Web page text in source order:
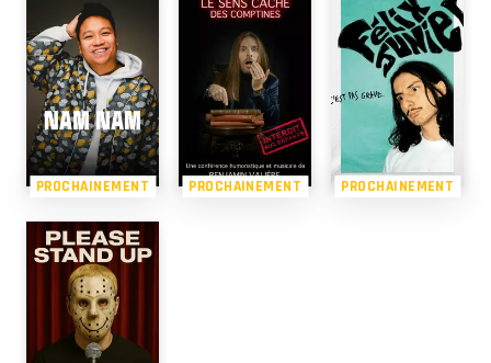
PROCHAINEMENT PROCHAINEMENT PROCHAINEMENT